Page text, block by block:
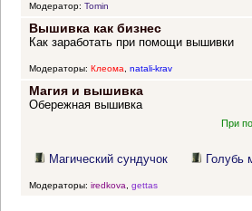
Модератор: Tomin
Вышивка как бизнес
Как заработать при помощи вышивки
Модераторы: Клеома, natali-krav
Магия и вышивка
Обережная вышивка
При
Магический сундучок Голубь
Модераторы: iredkova gettas